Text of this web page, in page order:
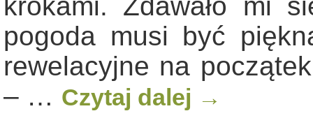
pogoda musi być
rewelacyjne na
– … Czytaj dalej →